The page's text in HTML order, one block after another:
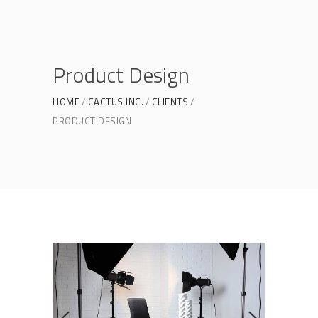
Product Design
HOME CACTUS INC.
CLIENTS
PRODUCT DESIGN